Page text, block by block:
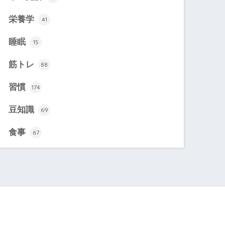
栄養学 41
睡眠 15
筋トレ 88
習慣 174
豆知識 69
食事 67